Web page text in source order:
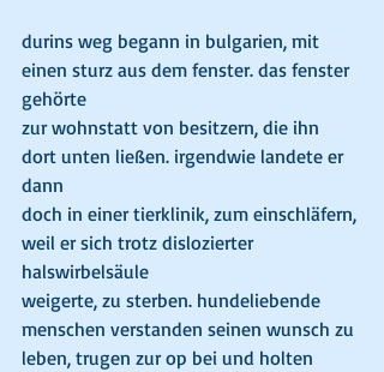
durins weg begann in bulgarien, mit
einen sturz aus dem fenster. das fenster
gehörte
zur wohnstatt von besitzern, die ihn
dort unten ließen. irgendwie landete er
dann
doch in einer tierklinik, zum einschläfern,
weil er sich trotz dislozierter
halswirbelsäule
weigerte, zu sterben. hundeliebende
menschen verstanden seinen wunsch zu
leben, trugen zur op bei und holten